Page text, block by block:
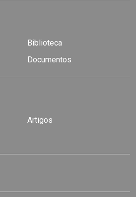
Biblioteca
Documentos
Artigos